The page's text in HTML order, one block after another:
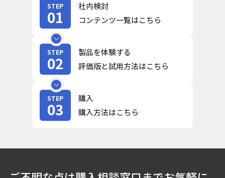
STEP
01
社内検討
コンテンツ一覧はこちら
STEP
02
製品を体験する
評価版と試用方法はこちら
STEP
03
購入
購入方法はこちら